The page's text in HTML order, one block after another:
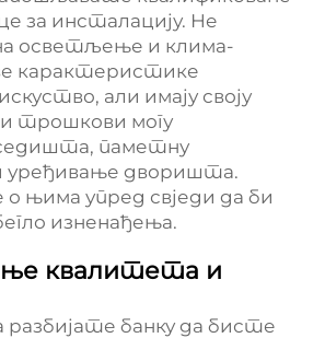
за инсталацију. Не
осветљење и клима-
карактеристике
али имају своју
трошкови могу
паметну
уређивање дворишта.
о њима упред свједи да би
изненађења.
квалитета и
банку да бисте